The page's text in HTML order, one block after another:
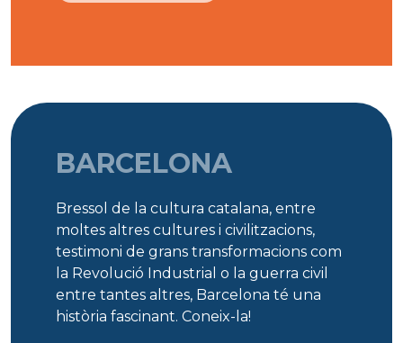
BARCELONA
Bressol de la cultura catalana, entre
moltes altres cultures i civilitzacions,
testimoni de grans transformacions com
la Revolució Industrial o la guerra civil
entre tantes altres, Barcelona té una
història fascinant. Coneix-la!